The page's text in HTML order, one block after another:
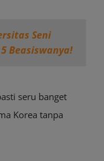
Seni
Beasiswanya!
seru banget
Korea tanpa